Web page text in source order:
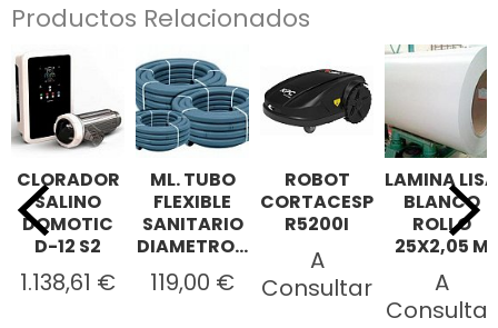
Productos Relacionados
CLORADOR
SALINO
DOMOTIC
D-12 S2
1.138,61 €
ML. TUBO
FLEXIBLE
SANITARIO
DIAMETRO...
119,00 €
ROBOT
CORTACESPED
R5200I
A
Consultar
LAMINA LISA
BLANCO
ROLLO
25X2,05 M
A
Consultar